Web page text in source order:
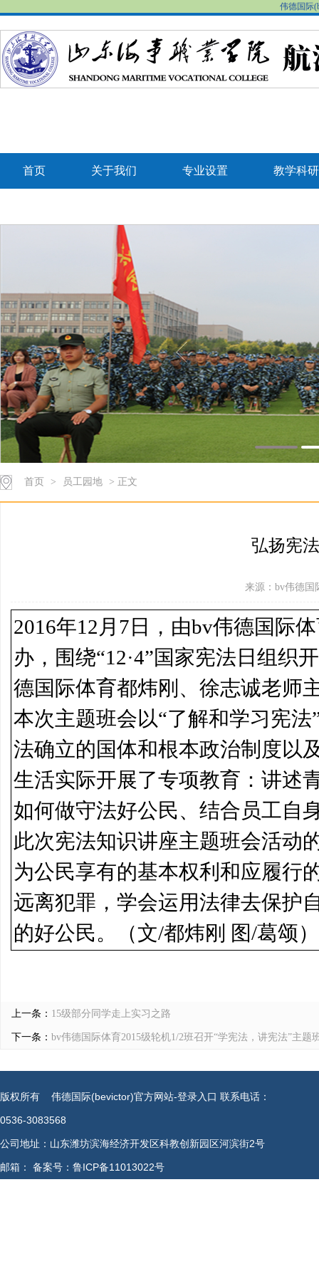
伟德国际
首页 关于我们 专业设置 教学科研
首页 > 员工园地 > 正文
弘扬宪
来源：bv伟德国
2016年12月7日，由bv伟德国际
办，围绕“12·4”国家宪法日 组织
德国际体育都炜刚、徐志诚老师
本次主题班会以“了解和学习宪
法确立的国体和根本政治制度以
生活实际开展了专项教育：讲述
如何做守法好公民、结合员工自
此次宪法知识讲座主题班会活动
为公民享有的基本权利和应履行
远离犯罪，学会运用法律去保护
的好公民。（文/都炜刚 图/葛颂）
上一条： 15级部分同学走上实习之路
下一条： bv伟德国际体育2015级轮机1/2班召开“学宪法，讲宪法”主题
版权所有 伟德国际(bevictor)官方网站-登录入口 联系电话：
0536-3083568
公司地址：山东潍坊滨海经济开发区科教创新园区河滨街2号
邮箱： 备案号：鲁ICP备11013022号